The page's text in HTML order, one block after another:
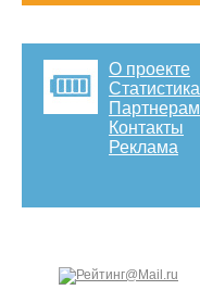
О проекте
Статистика
Партнерам
Контакты
Реклама